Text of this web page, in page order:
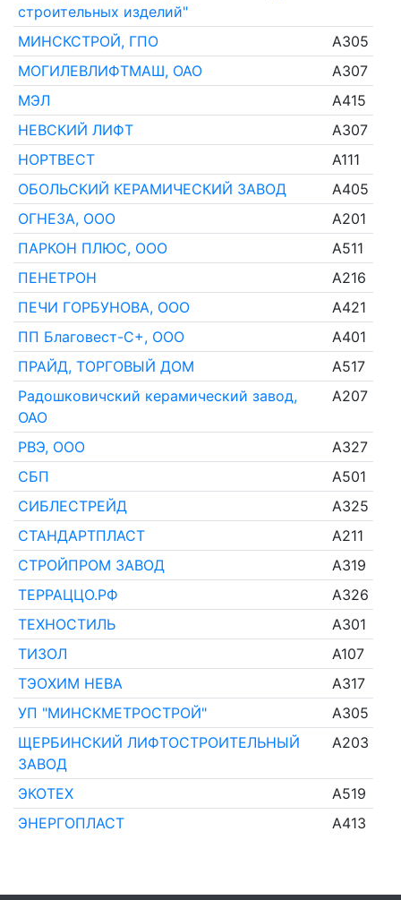
строительных изделий"
МИНСКСТРОЙ, ГПО
A305
МОГИЛЕВЛИФТМАШ, ОАО
A307
МЭЛ
A415
НЕВСКИЙ ЛИФТ
A307
НОРТВЕСТ
A111
ОБОЛЬСКИЙ КЕРАМИЧЕСКИЙ ЗАВОД
A405
ОГНЕЗА, ООО
A201
ПАРКОН ПЛЮС, ООО
A511
ПЕНЕТРОН
A216
ПЕЧИ ГОРБУНОВА, ООО
A421
ПП Благовест-С+, ООО
A401
ПРАЙД, ТОРГОВЫЙ ДОМ
A517
Радошковичский керамический завод,
ОАО
A207
РВЭ, ООО
A327
СБП
A501
СИБЛЕСТРЕЙД
A325
СТАНДАРТПЛАСТ
A211
СТРОЙПРОМ ЗАВОД
A319
ТЕРРАЦЦО.РФ
A326
ТЕХНОСТИЛЬ
A301
ТИЗОЛ
A107
ТЭОХИМ НЕВА
A317
УП "МИНСКМЕТРОСТРОЙ"
A305
ЩЕРБИНСКИЙ ЛИФТОСТРОИТЕЛЬНЫЙ
ЗАВОД
A203
ЭКОТЕХ
A519
ЭНЕРГОПЛАСТ
A413